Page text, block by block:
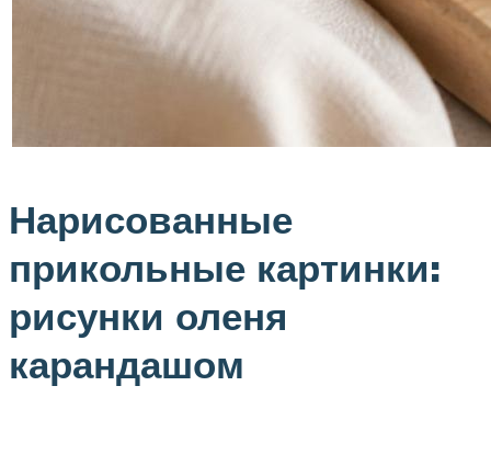
Нарисованные
прикольные картинки:
рисунки оленя
карандашом